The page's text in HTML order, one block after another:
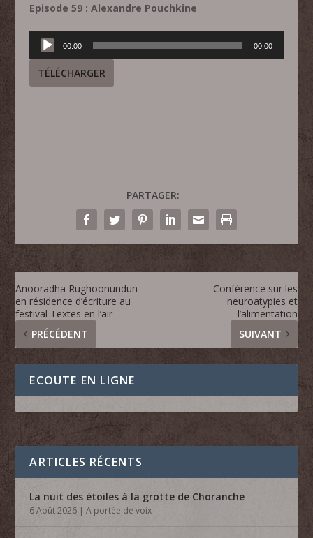
Episode 59 : Alexandre Pouchkine
Lecteur
audio
00:00 00:00
TÉLÉCHARGER
PARTAGER:
Anooradha Rughoonundun
en résidence d’écriture au
festival Textes en l’air
PRÉCÉDENT
Conférence sur les
neuroatypies et
l’alimentation
SUIVANT
ECOUTE EN LIGNE
ARTICLES RÉCENTS
La nuit des étoiles à la grotte de Choranche
6 Août 2026 |A portée de voix